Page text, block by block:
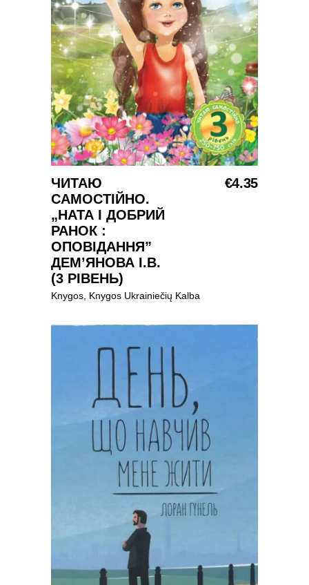
ЧИТАЮ
САМОСТІЙНО.
„НАТА І ДОБРИЙ
РАНОК :
ОПОВІДАННЯ”
ДЕМ’ЯНОВА І.В.
(3 РІВЕНЬ)
€4.35
Knygos Knygos Ukrainiečių Kalba